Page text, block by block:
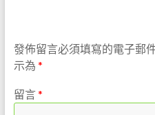
發佈留言必須填寫的電子郵
示為 *
留言*